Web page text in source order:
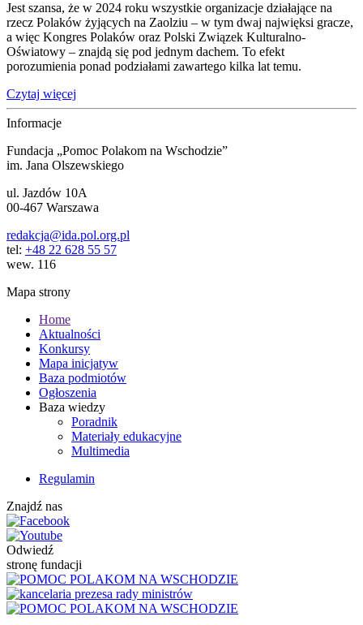
Jest szansa, że w 2024 roku wszystkie organizacje działające na
rzecz Polaków żyjących na Zaolziu – w tym dwaj najwięksi gracze,
a więc Kongres Polaków oraz Polski Związek Kulturalno-
Oświatowy – znajdą się pod jednym dachem. To efekt
porozumienia ponad podziałami zawartego kilka lat temu.
Czytaj więcej
Informacje
Fundacja „Pomoc Polakom na Wschodzie”
im. Jana Olszewskiego
ul. Jazdów 10A
00-467 Warszawa
redakcja@ida.pol.org.pl
tel: +48 22 628 55 57
wew. 116
Mapa strony
Home
Aktualności
Konkursy
Mapa inicjatyw
Baza podmiotów
Ogłoszenia
Baza wiedzy
Poradnik
Materiały edukacyjne
Multimedia
Regulamin
Znajdź nas
Odwiedź
stronę fundacji